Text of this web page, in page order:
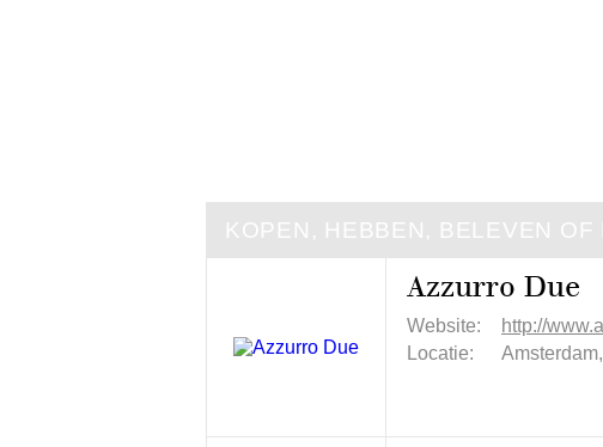
KOPEN, HEBBEN, BELEVEN OF
Azzurro Due
Website:
http://
Locatie: